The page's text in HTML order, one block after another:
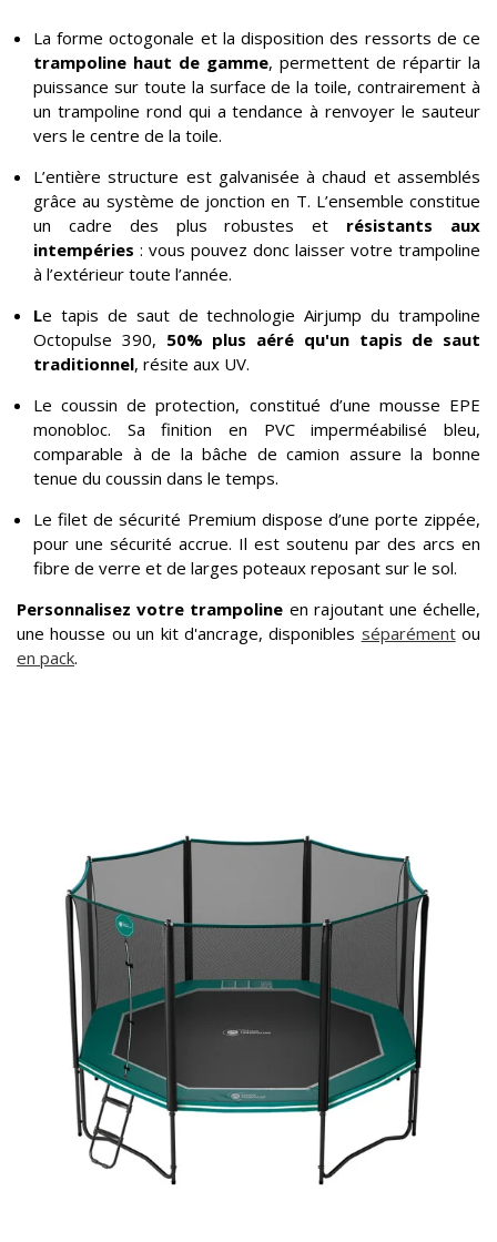
La forme octogonale et la disposition des ressorts de ce
trampoline haut de gamme, permettent de répartir la
puissance sur toute la surface de la toile, contrairement à
un trampoline rond qui a tendance à renvoyer le sauteur
vers le centre de la toile.
L’entière structure est galvanisée à chaud et assemblés
grâce au système de jonction en T. L’ensemble constitue
un cadre des plus robustes et résistants aux
intempéries : vous pouvez donc laisser votre trampoline
à l’extérieur toute l’année.
Le tapis de saut de technologie Airjump du trampoline
Octopulse 390, 50% plus aéré qu'un tapis de saut
traditionnel, résite aux UV.
Le coussin de protection, constitué d’une mousse EPE
monobloc. Sa finition en PVC imperméabilisé bleu,
comparable à de la bâche de camion assure la bonne
tenue du coussin dans le temps.
Le filet de sécurité Premium dispose d’une porte zippée,
pour une sécurité accrue. Il est soutenu par des arcs en
fibre de verre et de larges poteaux reposant sur le sol.
Personnalisez votre trampoline en rajoutant une échelle,
une housse ou un kit d'ancrage, disponibles séparémentou
en pack.